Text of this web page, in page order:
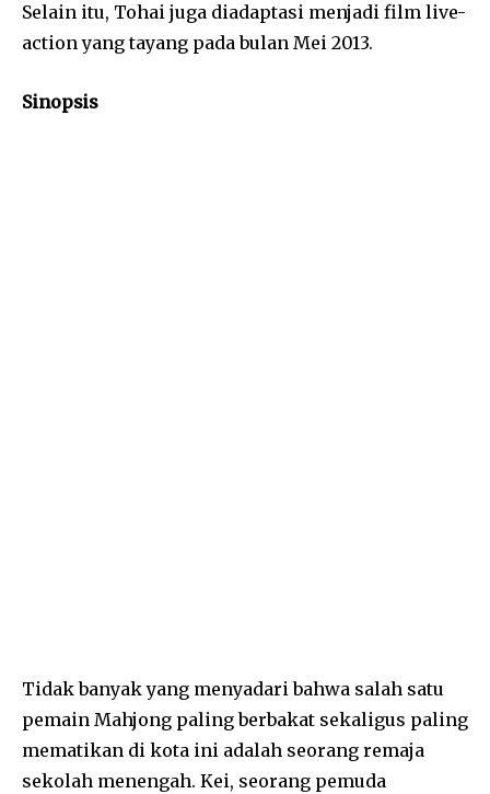
Selain itu, Tohai juga diadaptasi menjadi film live-
action yang tayang pada bulan Mei 2013.
Sinopsis
Tidak banyak yang menyadari bahwa salah satu
pemain Mahjong paling berbakat sekaligus paling
mematikan di kota ini adalah seorang remaja
sekolah menengah. Kei, seorang pemuda